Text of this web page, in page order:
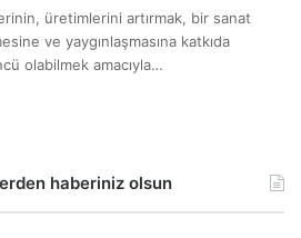
üretimlerini artırmak, bir sanat
ve yaygınlaşmasına katkıda
olabilmek amacıyla…
haberiniz olsun